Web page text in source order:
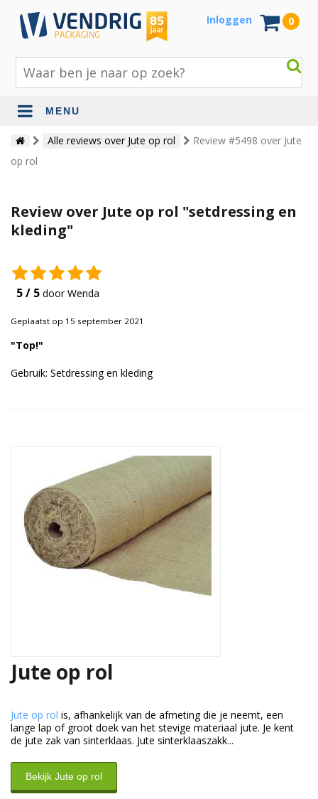
Inloggen 0
MENU
Beschermingsmateriaal
Bouw- en tuinmaterialen
Jute en lopers
Tape en stickers
Alle reviews over Jute op rol
Review #5498 over Jute
op rol
Review over Jute op rol "setdressing en
kleding"
5 / 5 door Wenda
Geplaatst op 15 september 2021
"Top!"
Gebruik: Setdressing en kleding
Jute op rol
Jute op rol is, afhankelijk van de afmeting die je neemt, een
lange lap of groot doek van het stevige materiaal jute. Je kent
de jute zak van sinterklaas. Jute sinterklaaszakk...
Bekijk Jute op rol